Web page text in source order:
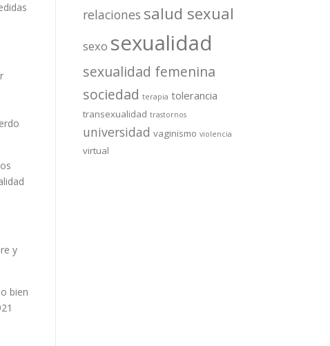
y
bien
relaciones salud sexual
sexo sexualidad
sexualidad femenina
sociedad terapia tolerancia
transexualidad trastornos
universidad vaginismo violencia
virtual